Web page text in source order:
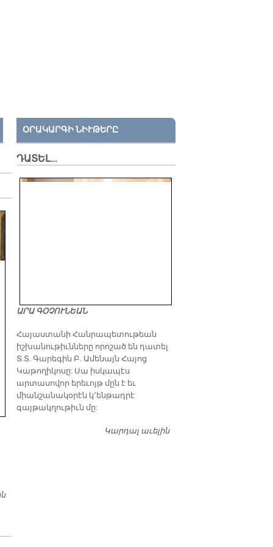
Ս. ԷՋՄԻԱԾՆԷՆ՝ ԱՇԽԱՐՀԻՆ
ՕՐԱԿԱՐԳԻ ՆԻՒԹԵՐԸ
ԴԱՏԵԼ…
ԱՐԱ ԳՕՉՈՒՆԵԱՆ
​Հայաստանի Հանրապետութեան
իշխանութիւնները որոշած են դատել
Տ.Տ. Գարեգին Բ. Ամենայն Հայոց
Կաթողիկոսը: Սա իսկապէս
արտասովոր երեւոյթ մըն է եւ
միանշանակօրէն կ՚ենթադրէ
գայթակղութիւն մը:
Կարդալ աւելինԴատել…